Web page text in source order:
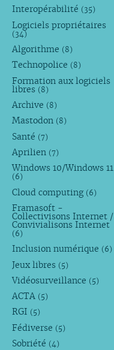
Interopérabilité (35)
Logiciels propriétaires
(34)
Algorithme (8)
Technopolice (8)
Formation aux logiciels
libres (8)
Archive (8)
Mastodon (8)
Santé (7)
Aprilien (7)
Windows 10/Windows 11
(6)
Cloud computing (6)
Framasoft -
Collectivisons Internet /
Convivialisons Internet
(6)
Inclusion numérique (6)
Jeux libres (5)
Vidéosurveillance (5)
ACTA (5)
RGI (5)
Fédiverse (5)
Sobriété (4)